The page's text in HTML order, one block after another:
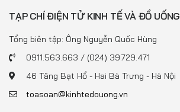
TẠP CHÍ ĐIỆN TỬ KINH TẾ VÀ ĐỒ UỐNG
Tổng biên tập: Ông Nguyễn Quốc Hùng
0911.563.663 / (024) 39.729.471
46 Tăng Bạt Hổ - Hai Bà Trưng - Hà Nội
toasoan@kinhtedouong.vn